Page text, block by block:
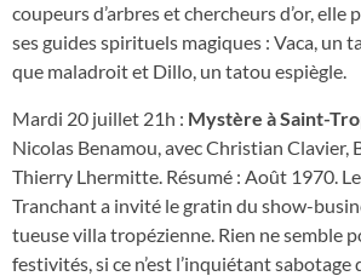
coupeurs d’arbres et chercheurs d’or,
ses guides spirituels magiques : Vaca, un
que maladroit et Dillo, un tatou es­piègle.
Mardi 20 juillet 21h : Mystère à Saint-
Nicolas Benamou, avec Christian Clavier,
Thierry Lhermitte. Résumé : Août 1970.
Tranchant a invité le gratin du show-
tueuse villa tropézienne. Rien ne semble
festivités, si ce n’est l’inquiétant sabotage